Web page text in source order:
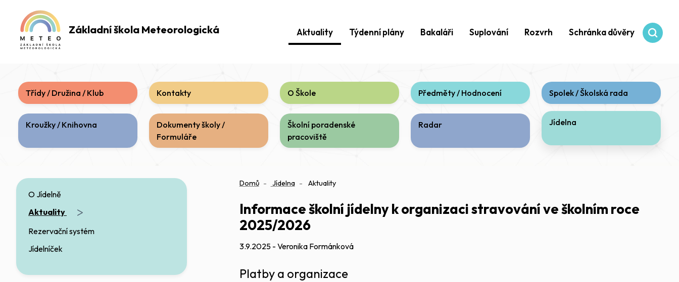
Základní škola Meteorologická Aktuality Týdenní plány Bakaláři Suplování Rozvrh Schránka důvěry
Třídy / Družina / Klub Kontakty O Škole Předměty / Hodnocení Spolek / Školská rada
Kroužky / Knihovna
Dokumenty školy /
Formuláře
Školní poradenské
pracoviště
Radar Jídelna
O Jídelně
Aktuality
>
Rezervační systém
Jídelníček
Domů Jídelna Aktuality
Informace školní jídelny k organizaci stravování ve školním roce
2025/2026
3.9.2025 - Veronika Formánková
Platby a organizace